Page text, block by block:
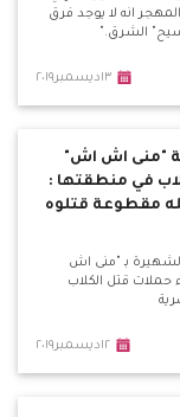
المهجر انه لا يوجد فرق
الشرق."
١٣ديسمبر٢٠١٩
"منى اش اش"
في منطقتها :
مقطوعة قتلوه
بـ "منى اش
حملات قتل الكلاب
١٢ديسمبر٢٠١٩